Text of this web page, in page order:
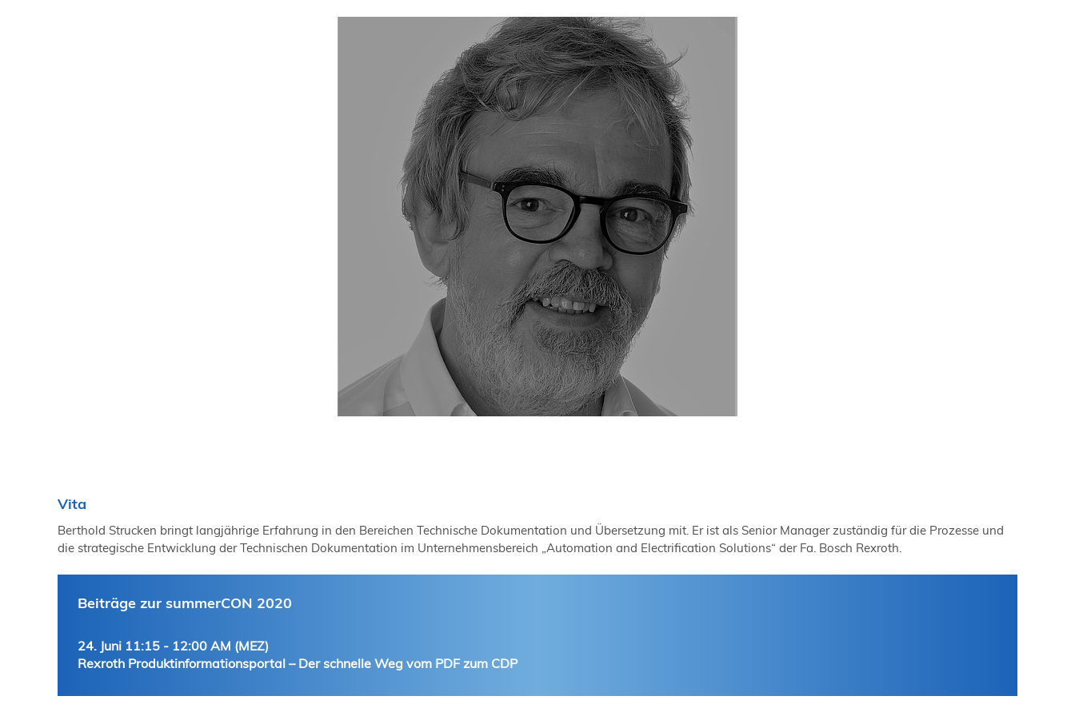
Vita
Berthold Strucken bringt langjährige Erfahrung in den Bereichen Technische Dokumentation und Übersetzung mit. Er ist als Senior Manager zuständig für die Prozesse und
die strategische Entwicklung der Technischen Dokumentation im Unternehmensbereich „Automation and Electrification Solutions“ der Fa. Bosch Rexroth.
Beiträge zur summerCON 2020
24. Juni 11:15 - 12:00 AM (MEZ)
Rexroth Produktinformationsportal – Der schnelle Weg vom PDF zum CDP